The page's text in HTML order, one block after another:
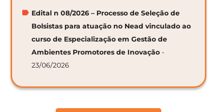
Edital n 08/2026 – Processo de Seleção de
Bolsistas para atuação no Nead vinculado ao
curso de Especialização em Gestão de
Ambientes Promotores de Inovação -
23/06/2026